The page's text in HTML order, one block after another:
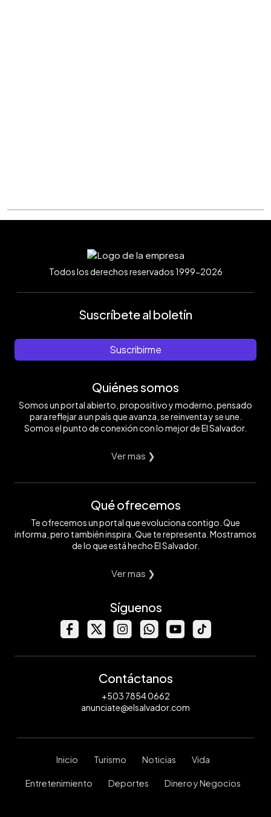
Todos los derechos reservados 1999-2026
Suscríbete al boletín
Suscribirme
Quiénes somos
Somos un portal abierto, propositivo y moderno, pensado
para reflejar a un país que avanza, se reinventa y se une.
Somos el punto de conexión con lo mejor de El Salvador.
Ver mas ❯
Qué ofrecemos
Te ofrecemos un portal que evoluciona contigo. Que
informa, pero también inspira. Que te representa. Mostramos
de lo que está hecho El Salvador.
Ver mas ❯
Síguenos
Contáctanos
+503 7854 0662
anunciate@elsalvador.com
Inicio Turismo Noticias Vida
Entretenimiento Deportes Dinero y Negocios